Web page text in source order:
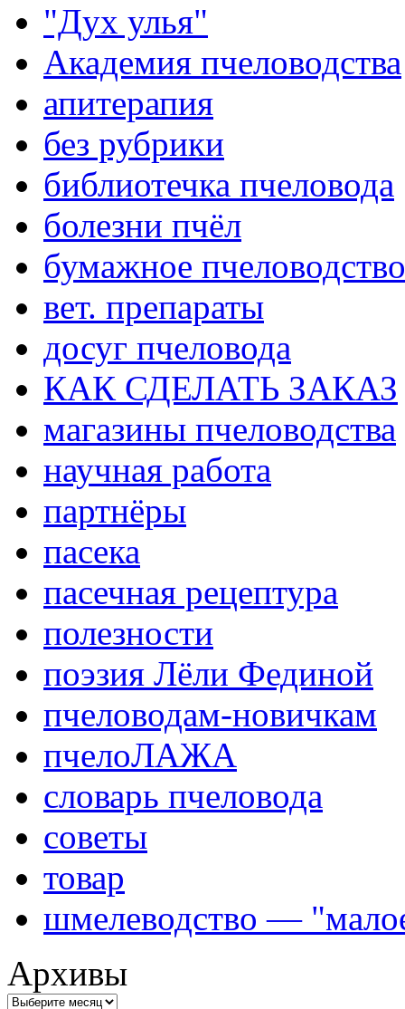
"Дух улья"
Академия пчеловодства
апитерапия
без рубрики
библиотечка пчеловода
болезни пчёл
бумажное пчеловодство
вет. препараты
досуг пчеловода
КАК СДЕЛАТЬ ЗАКАЗ
магазины пчеловодства
научная работа
партнёры
пасека
пасечная рецептура
полезности
поэзия Лёли Фединой
пчеловодам-новичкам
пчелоЛАЖА
словарь пчеловода
советы
товар
шмелеводство —
Архивы